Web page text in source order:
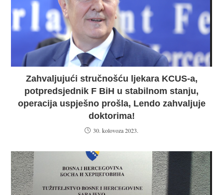
Zahvaljujući stručnošću ljekara KCUS-a,
potpredsjednik F BiH u stabilnom stanju,
operacija uspješno prošla, Lendo zahvaljuje
doktorima!
30. kolovoza 2023.